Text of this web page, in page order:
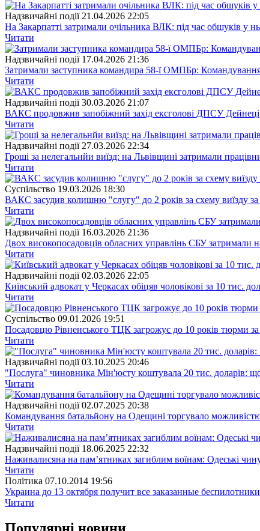
Надзвичайні події 21.04.2026 22:05
На Закарпатті затримали очільника ВЛК: під час обшуків у
Читати
Надзвичайні події 17.04.2026 21:36
Затримали заступника командира 58-ї ОМПБр:
Читати
Надзвичайні події 30.03.2026 21:07
ВАКС продовжив запобіжний захід ексголові ДПСУ Дейнеці
Читати
Надзвичайні події 27.03.2026 22:34
Гроші за нелегальнйи виїзд: на Львівщині затримали
Читати
Суспiльство 19.03.2026 18:30
ВАКС засудив колишню "слугу" до 2 років за схему виїзду за
Читати
Надзвичайні події 16.03.2026 21:36
Двох високопосадовців обласних управлінь СБУ затримали
Читати
Надзвичайні події 02.03.2026 22:05
Київський адвокат у Черкасах обіцяв чоловікові за 10 тис.
Читати
Суспiльство 09.01.2026 19:51
Посадовцю Рівненського ТЦК загрожує до 10 років тюрми
Читати
Надзвичайні події 03.10.2025 20:46
"Послуга" чиновника Мін'юсту коштувала 20 тис. доларів:
Читати
Надзвичайні події 02.07.2025 20:38
Командування батальйону на Одещині торгувало
Читати
Надзвичайні події 18.06.2025 22:32
Наживалисяна на пам’ятниках загиблим воїнам: Одеські
Читати
Полiтика 07.10.2014 19:56
Украина до 13 октября получит все заказанные беспилотники
Читати
Популярнi новини